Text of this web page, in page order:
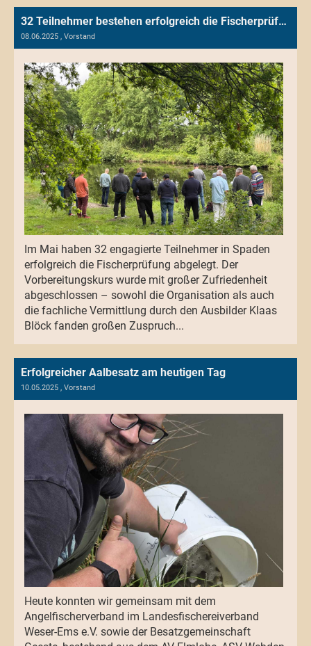
32 Teilnehmer bestehen erfolgreich die Fischerprüfung in Spaden
08.06.2025 , Vorstand
Im Mai haben 32 engagierte Teilnehmer in Spaden
erfolgreich die Fischerprüfung abgelegt. Der
Vorbereitungskurs wurde mit großer Zufriedenheit
abgeschlossen – sowohl die Organisation als auch
die fachliche Vermittlung durch den Ausbilder Klaas
Blöck fanden großen Zuspruch...
Erfolgreicher Aalbesatz am heutigen Tag
10.05.2025 , Vorstand
Heute konnten wir gemeinsam mit dem
Angelfischerverband im Landesfischereiverband
Weser-Ems e.V. sowie der Besatzgemeinschaft